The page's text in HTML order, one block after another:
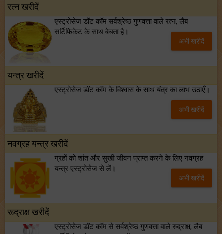
रत्न खरीदें
एस्ट्रोसेज डॉट कॉम सर्वश्रेष्ठ गुणवत्ता वाले रत्न, लैब
सर्टिफिकेट के साथ बेचता है।
अभी खरीदें
यन्त्र खरीदें
एस्ट्रोसेज डॉट कॉम के विश्वास के साथ यंत्र का लाभ उठाएँ।
अभी खरीदें
नवग्रह यन्त्र खरीदें
ग्रहों को शांत और सुखी जीवन प्राप्त करने के लिए नवग्रह
यन्त्र एस्ट्रोसेज से लें।
अभी खरीदें
रूद्राक्ष खरीदें
एस्ट्रोसेज डॉट कॉम से सर्वश्रेष्ठ गुणवत्ता वाले रुद्राक्ष, लैब